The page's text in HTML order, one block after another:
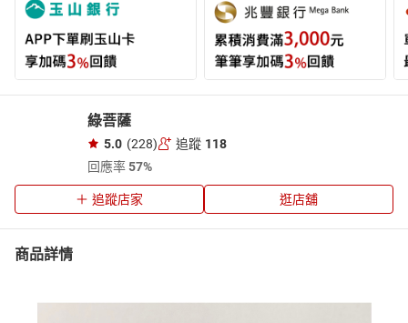
綠菩薩
5.0 (228) 追蹤 118
回應率57%
追蹤店家 逛店舖
商品詳情